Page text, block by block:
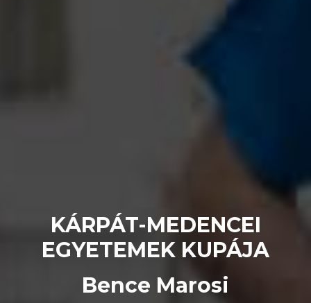
KÁRPÁT-MEDENCEI
EGYETEMEK KUPÁJA
Bence Marosi